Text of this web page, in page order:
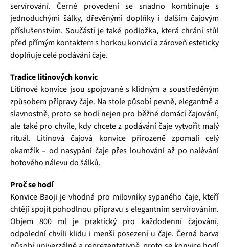
servírování. Černé provedení se snadno kombinuje s
jednoduchými šálky, dřevěnými doplňky i dalším čajovým
příslušenstvím. Součástí je také podložka, která chrání stůl
před přímým kontaktem s horkou konvicí a zároveň esteticky
doplňuje celé podávání čaje.
Tradice litinových konvic
Litinové konvice jsou spojované s klidným a soustředěným
způsobem přípravy čaje. Na stole působí pevně, elegantně a
slavnostně, proto se hodí nejen pro běžné domácí čajování,
ale také pro chvíle, kdy chcete z podávání čaje vytvořit malý
rituál. Litinová čajová konvice přirozeně zpomalí celý
okamžik – od nasypání čaje přes louhování až po nalévání
hotového nálevu do šálků.
Proč se hodí
Konvice Baoji je vhodná pro milovníky sypaného čaje, kteří
chtějí spojit pohodlnou přípravu s elegantním servírováním.
Objem 800 ml je praktický pro každodenní čajování,
odpolední chvíli klidu i menší posezení u čaje. Černá barva